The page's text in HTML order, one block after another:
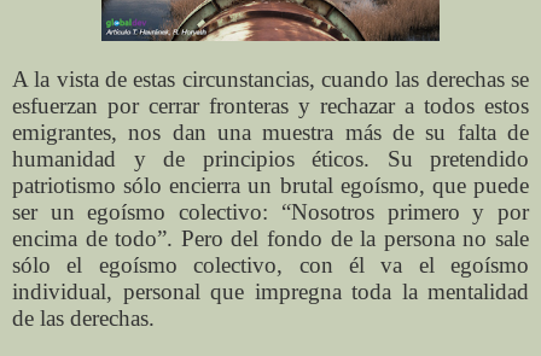
A la vista de estas circunstancias, cuando las derechas se
esfuerzan por cerrar fronteras y rechazar a todos estos
emigrantes, nos dan una muestra más de su falta de
humanidad y de principios éticos. Su pretendido
patriotismo sólo encierra un brutal egoísmo, que puede
ser un egoísmo colectivo: “Nosotros primero y por
encima de todo”. Pero del fondo de la persona no sale
sólo el egoísmo colectivo, con él va el egoísmo
individual, personal que impregna toda la mentalidad
de las derechas.